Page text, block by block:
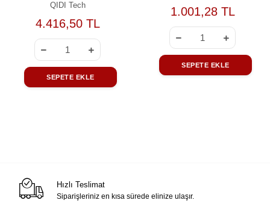
QIDI Tech
4.416,50 TL
SEPETE EKLE
1.001,28 TL
SEPETE EKLE
Hızlı Teslimat
Siparişleriniz en kısa sürede elinize ulaşır.